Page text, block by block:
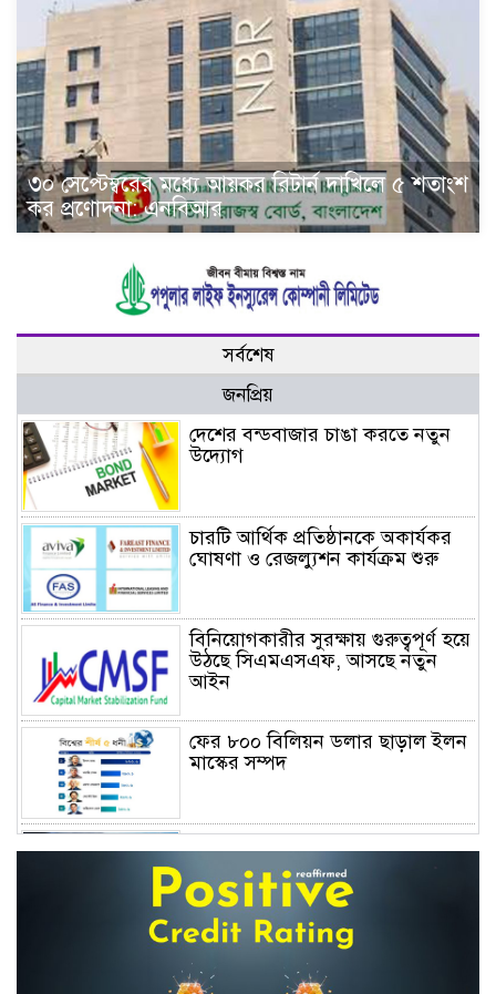
৩০ সেপ্টেম্বরের মধ্যে আয়কর রিটার্ন দাখিলে ৫ শতাংশ
কর প্রণোদনা: এনবিআর
সর্বশেষ
জনপ্রিয়
দেশের বন্ডবাজার চাঙা করতে নতুন
উদ্যোগ
চারটি আর্থিক প্রতিষ্ঠানকে অকার্যকর
ঘোষণা ও রেজল্যুশন কার্যক্রম শুরু
বিনিয়োগকারীর সুরক্ষায় গুরুত্বপূর্ণ হয়ে
উঠছে সিএমএসএফ, আসছে নতুন
আইন
ফের ৮০০ বিলিয়ন ডলার ছাড়াল ইলন
মাস্কের সম্পদ
সংকট, দক্ষতার ঘাটতি এবং
পুনর্জাগরণের রূপরেখা